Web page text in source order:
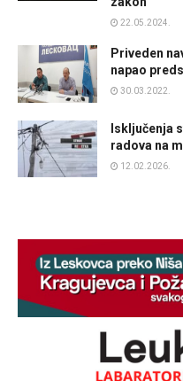
22.05.2024.
Priveden
napao
30.03.2022.
Isključenja
radova na
12.02.2026.